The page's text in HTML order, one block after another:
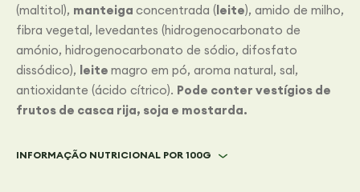
(maltitol), manteiga concentrada (leite), amido de milho,
fibra vegetal, levedantes (hidrogenocarbonato de
amónio, hidrogenocarbonato de sódio, difosfato
dissódico), leite magro em pó, aroma natural, sal,
antioxidante (ácido cítrico). Pode conter vestígios de
frutos de casca rija, soja e mostarda.
INFORMAÇÃO NUTRICIONAL POR 100G